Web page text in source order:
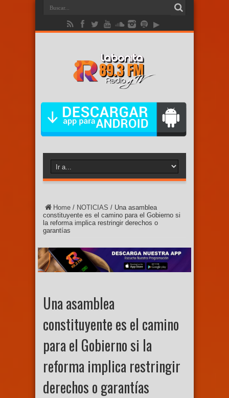
Home / NOTICIAS / Una asamblea
constituyente es el camino para el Gobierno si
la reforma implica restringir derechos o
garantías
Una asamblea
constituyente es el camino
para el Gobierno si la
reforma implica restringir
derechos o garantías